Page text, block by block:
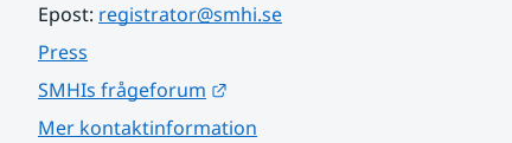
Epost: registrator@smhi.se
Press
SMHIs frågeforum
Mer kontaktinformation